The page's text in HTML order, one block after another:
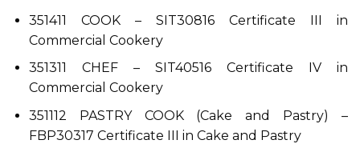
351411 COOK – SIT30816 Certificate III in
Commercial Cookery
351311 CHEF – SIT40516 Certificate IV in
Commercial Cookery
351112 PASTRY COOK (Cake and Pastry) –
FBP30317 Certificate III in Cake and Pastry